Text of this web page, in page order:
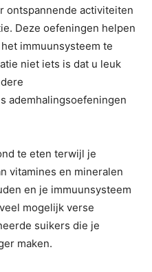
ontspannende activiteiten
Deze oefeningen helpen
immuunsysteem te
niet iets is dat u leuk
ademhalingsoefeningen
te eten terwijl je
vitamines en mineralen
en je immuunsysteem
mogelijk verse
suikers die je
maken.